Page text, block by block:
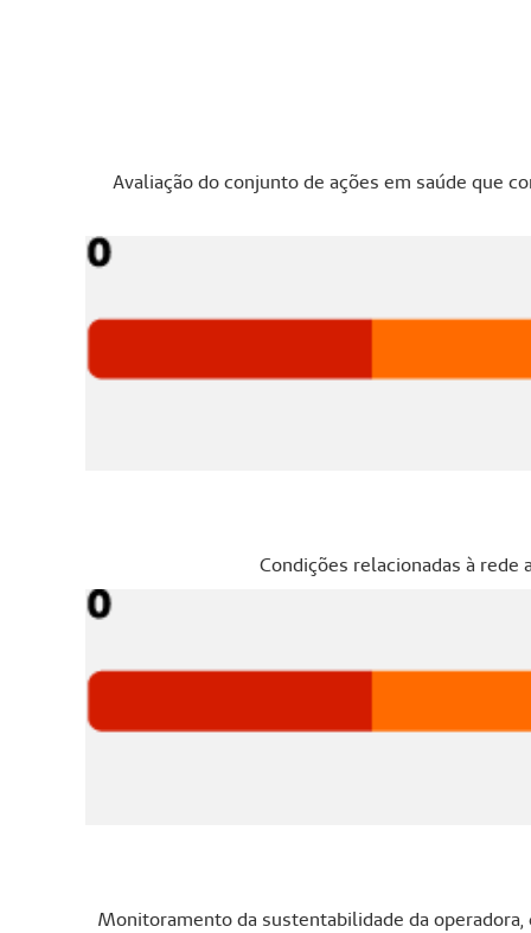
i
n
Avaliação do conjunto de ações em saúde que
Condições relacionadas à
Monitoramento da sustentabilidade da